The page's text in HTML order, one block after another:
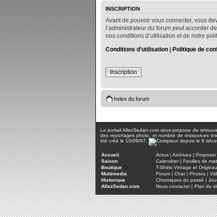
INSCRIPTION
Avant de pouvoir vous connecter, vous
l’administrateur du forum peut accorder
nos conditions d’utilisation et de notre
Conditions d’utilisation | Politique de
Inscription
Index du forum
Le portail AllezSedan.com vous propose de
des reportages photo, et nombre de ressources
été créé le 10/09/97.
Accueil Actus | Archives |
Saison
Calendrier| Feuilles de
Boutique
T-Shirts Vintage et
Multimedia
Forum | Chat | Photos |
Historique
Chroniques du passé |
AllezSedan.com
Nous contacter| Plan du